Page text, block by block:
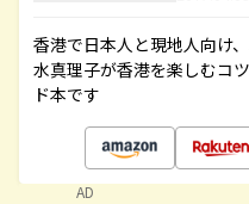
香港で日本人と現地人向け
水真理子が香港を楽しむコ
ド本です
AD